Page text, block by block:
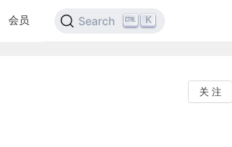
会员 Search K
关 注